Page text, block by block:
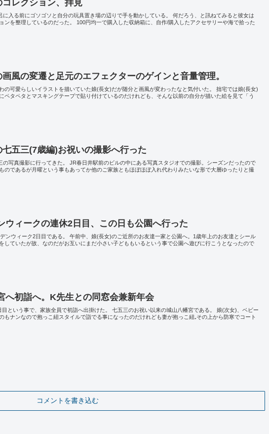
コレクション、拝見
に入る前にゴソゴソと自分の玩具置き場の辺りで手を動かしている。 何だろう、と訊ねてみると彼女は
ンを整理しているのだった。 100円均一で購入した収納箱に、自作/購入したアクセサリーや海で拾った
風の変遷と足元のエフェクターのゲインと音量管理。
の可愛らしいイラストを描いていた娘(長女)だが随分と画風が変わったなと気付いた。 拙宅では娘(長女)
ペタペタとマスキングテープで貼り付けているのだけれども、そんな以前の自分が描いた絵を見て「う
五三(7歳編)お祝いの撮影へ行った
の写真撮影に行ってきた。 JR春日井駅前のビルの中にある写真スタジオでの撮影。シーズンだったので
のであるが月曜という事もあってか他のご家族ともほぼほぼ入れ代わりみたいな形で大層ゆったりと撮
ウィークの連休2日目、この日も公園へ行った
ンウィーク2日目である。 午前中、娘(長女)のご近所のお友達一家と公園へ。1歳年上のお友達とシール
していたが故、なのだがお互いにまだ小さい子どももいるという事で公園へ遊びに行こうとなったので
へ初詣へ。K先生との同窓会兼新年会
目という事で、家族全員で初詣へ出掛けた。 七五三のお祝い以来の城山八幡宮である。 娘(次女)、ベビー
もナンなので抱っこ紐スタイルで詣でる事になったのだけれども妻が抱っこ紐₊その上から防寒でコート
コメントを書き込む